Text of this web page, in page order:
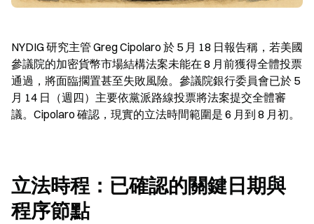
NYDIG 研究主管 Greg Cipolaro 於 5 月 18 日報告稱，若美國
參議院的加密貨幣市場結構法案未能在 8 月前獲得全體投票
通過，將面臨擱置甚至失敗風險。參議院銀行委員會已於 5
月 14 日（週四）主要依黨派路線投票將法案提交全體審
議。Cipolaro 確認，現實的立法時間範圍是 6 月到 8 月初。
立法時程：已確認的關鍵日期與
程序節點